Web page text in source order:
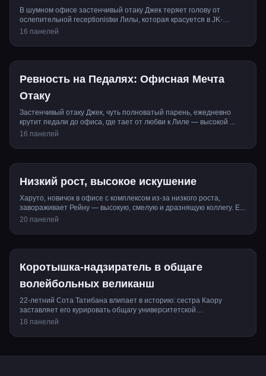
В шумном офисе застенчивый отаку Джек теряет голову от
ослепительной receptionistки Лилы, которая красуется в JK-
форм...
16 панелей
Ревность на Педалях: Офисная Мечта
Отаку
Застенчивый отаку Джек, чуть полноватый парень, ежедневно
крутит педали до офиса, где тает от любви к Лиле — высокой ...
16 панелей
Низкий рост, высокое искушение
Харуто, новичок в офисе с комплексом из-за низкого роста,
завораживает Рейну — высокую, смелую и дразнящую коллегу. Е...
20 панелей
Коротышка-надзиратель в общаге
волейбольных великанш
22-летний Сота Татибана влипает в историю: сестра Каору
заставляет его курировать общагу университетской
волейбольной...
18 панелей